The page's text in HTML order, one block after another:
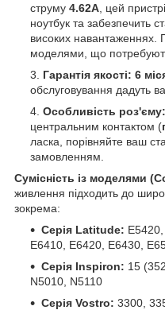
струму 4.62А , цей
ноутбук та забезпечить
високих навантаженнях.
моделями, що
Гарантія якості: 6
обслуговування дадуть
Особливість роз'єму:
центральним контактом (
ласка, порівняйте ваш
замовленням.
Сумісність із моделями
живлення підходить до
зокрема:
Серія Latitude:
E6410, E6420, E6430,
Серія Inspiron: 15
N5010, N5110
Серія Vostro: 3300,